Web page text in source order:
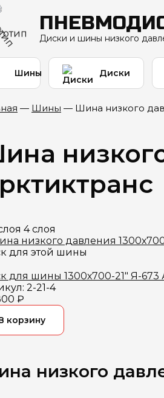
Диски и шины низкого
Шины Диски
— Шины — Шина низкого
4 слоя
для этой шины
для шины 1300х700-21" Я-673
2-21-4
₽
корзину
низкого